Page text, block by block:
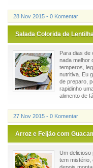
28 Nov 2015 - 0 Komentar
Salada Colorida de
Para dias de
nada melhor
temperos,
nutritiva. Eu
de preparo,
rapidinho
alimento de
27 Nov 2015 - 0 Komentar
Arroz e Feijão com
Um
tem mistério,